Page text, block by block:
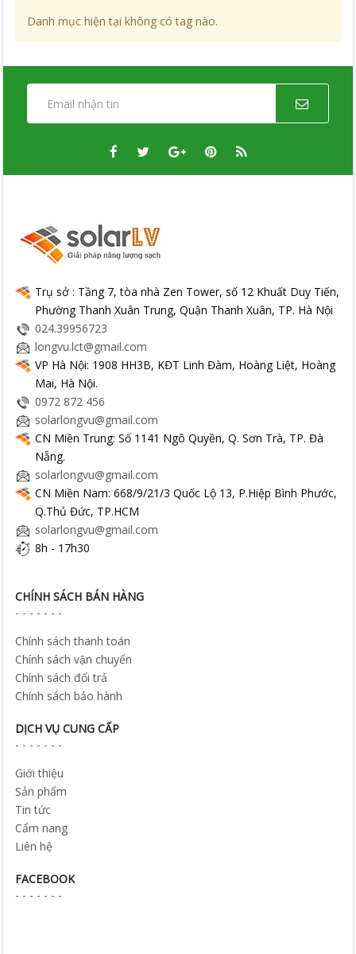
Danh mục hiện tại không có tag nào.
Trụ sở : Tầng 7, tòa nhà Zen Tower, số 12 Khuất Duy Tiến,
Phường Thanh Xuân Trung, Quận Thanh Xuân, TP. Hà Nội
024.39956723
longvu.lct@gmail.com
VP Hà Nội: 1908 HH3B, KĐT Linh Đàm, Hoàng Liệt, Hoàng
Mai, Hà Nội.
0972 872 456
solarlongvu@gmail.com
CN Miền Trung: Số 1141 Ngô Quyền, Q. Sơn Trà, TP. Đà
Nẵng.
solarlongvu@gmail.com
CN Miền Nam: 668/9/21/3 Quốc Lộ 13, P.Hiệp Bình Phước,
Q.Thủ Đức, TP.HCM
solarlongvu@gmail.com
8h - 17h30
CHÍNH SÁCH BÁN HÀNG
Chính sách thanh toán
Chính sách vận chuyển
Chính sách đổi trả
Chính sách bảo hành
DỊCH VỤ CUNG CẤP
Giới thiệu
Sản phẩm
Tin tức
Cẩm nang
Liên hệ
FACEBOOK